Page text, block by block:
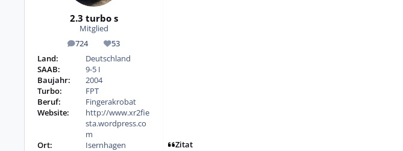
2.3 turbo s
Mitglied
724
Beiträge 53
Reputation
Land:
Deutschland
SAAB:
9-5 I
Baujahr:
2004
Turbo:
FPT
Beruf:
Fingerakrobat
Website:
http://www.xr2fie
sta.wordpress.co
m
Ort:
Isernhagen Zitat